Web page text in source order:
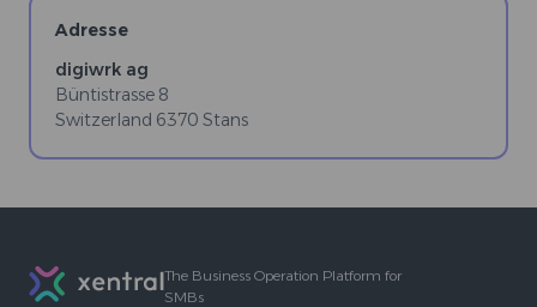
Adresse
digiwrk ag
Büntistrasse 8
Switzerland 6370 Stans
The Business Operation Platform for
SMBs